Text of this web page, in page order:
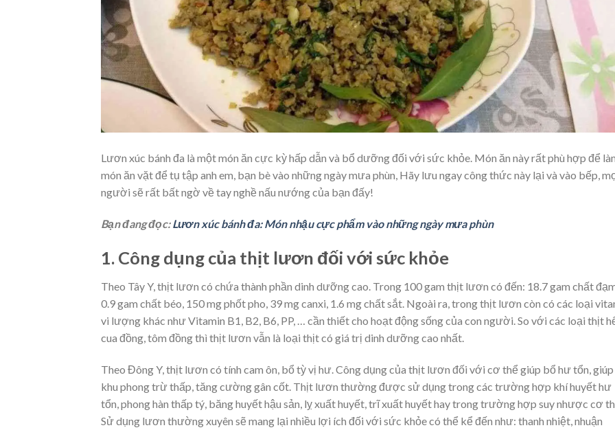
Lươn xúc bánh đa là một món ăn cực kỳ hấp dẫn và bổ dưỡng đối với sức khỏe. Món ăn này rất phù hợp để
món ăn vặt để tụ tập anh em, bạn bè vào những ngày mưa phùn, Hãy lưu ngay công thức này lại và vào bếp,
người sẽ rất bất ngờ về tay nghề nấu nướng của bạn đấy!
Bạn đang đọc:Lươn xúc bánh đa: Món nhậu cực phẩm vào những ngày mưa phùn
1. Công dụng của thịt lươn đối với sức khỏe
Theo Tây Y, thịt lươn có chứa thành phần dinh dưỡng cao. Trong 100 gam thịt lươn có đến: 18.7 gam chất
0.9 gam chất béo, 150 mg phốt pho, 39 mg canxi, 1.6 mg chất sắt. Ngoài ra, trong thịt lươn còn có các loại
vi lượng khác như Vitamin B1, B2, B6, PP, … cần thiết cho hoạt động sống của con người. So với các loại thịt
cua đồng,tôm đồng thì thịt lươn vẫn là loại thịt có giá trị dinh dưỡng cao nhất.
Theo Đông Y, thịt lươn có tính cam ôn, bổ tỳ vị hư. Công dụng của thịt lươn đối với cơ thể giúp bổ hư tổn, giúp
khu phong trừ thấp, tăng cường gân cốt. Thịt lươn thường được sử dụng trong các trường hợp khí huyết hư
tổn, phong hàn thấp tý, băng huyết hậu sản, lỵ xuất huyết, trĩ xuất huyết hay trong trường hợp suy nhược cơ
Sử dụng lươn thường xuyên sẽ mang lại nhiều lợi ích đối với sức khỏe có thể kể đến như: thanh nhiệt, nhuận